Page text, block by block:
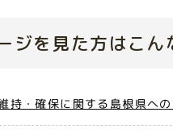
ジを見た方はこ
持・確保に関する島根県へ